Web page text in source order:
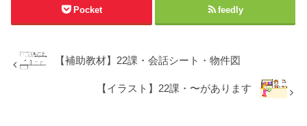
Pocket feedly
【補助教材】22課・会話シート・物件図
【イラスト】22課・〜があります